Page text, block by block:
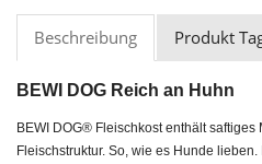
Beschreibung Produkt
BEWI DOG Reich an Huhn
BEWI DOG® Fleischkost enthält
Fleischstruktur. So, wie es Hunde